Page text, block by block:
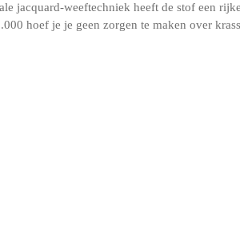
jacquard-weeftechniek heeft de stof een
hoef je je geen zorgen te maken over